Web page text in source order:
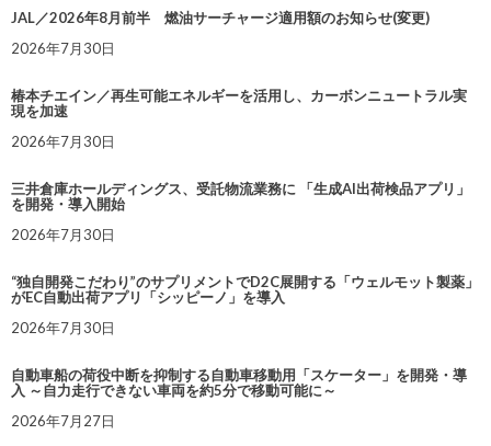
JAL／2026年8月前半 燃油サーチャージ適用額のお知らせ(変更)
2026年7月30日
椿本チエイン／再生可能エネルギーを活用し、カーボンニュートラル実
現を加速
2026年7月30日
三井倉庫ホールディングス、受託物流業務に 「生成AI出荷検品アプリ」
を開発・導入開始
2026年7月30日
“独自開発こだわり”のサプリメントでD2C展開する「ウェルモット製薬」
がEC自動出荷アプリ「シッピーノ」を導入
2026年7月30日
自動車船の荷役中断を抑制する自動車移動用「スケーター」を開発・導
入 ～自力走行できない車両を約5分で移動可能に～
2026年7月27日